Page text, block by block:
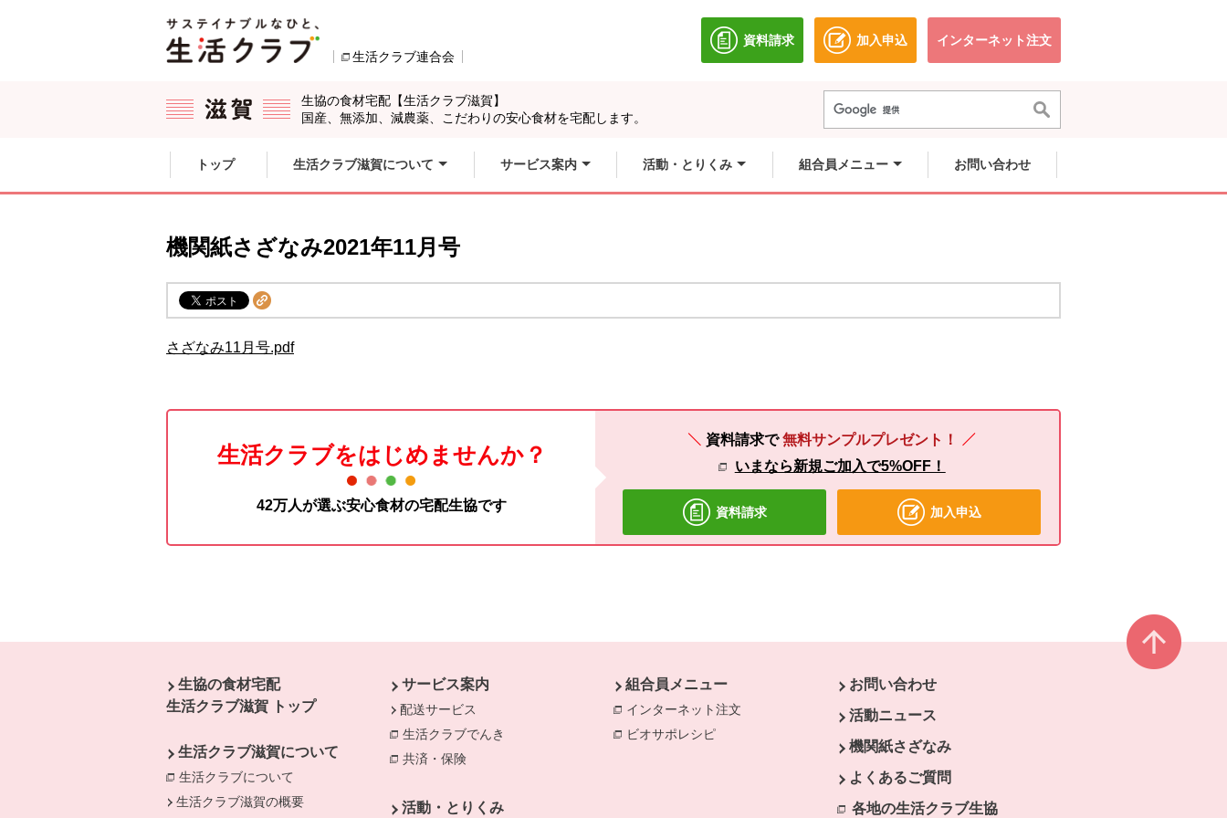
生活クラブ連合会
資料請求
別のウィンドウで開きます。
加入申込
別のウィンドウで開きます。
インターネット注文別のウィンドウで開きます。
生協の食材宅配【生活クラブ滋賀】
国産、無添加、減農薬、こだわりの安心食材を宅配します。
ここからサイト内共通メニューです。
サイト内共通メニューをスキップする
トップ 生活クラブ滋賀について サービス案内 活動・とりくみ 組合員メニュー お問い合わせ
機関紙さざなみ2021年11月号
さざなみ11月号.pdf
生活クラブをはじめませんか？
42万人が選ぶ安心食材の宅配生協です
資料請求で無料サンプルプレゼント！
いまなら新規ご加入で5%OFF！
資料請求 加入申込
生協の食材宅配
生活クラブ滋賀 トップ
生活クラブ滋賀について
生活クラブについて
生活クラブ滋賀の概要
サービス案内
配送サービス
生活クラブでんき
別のウィンドウで開きます。
共済・保険
活動・とりくみ
組合員メニュー
インターネット注文 別のウィンドウで開きます。
ビオサポレシピ
お問い合わせ
活動ニュース
機関紙さざなみ
よくあるご質問
各地の生活クラブ生協